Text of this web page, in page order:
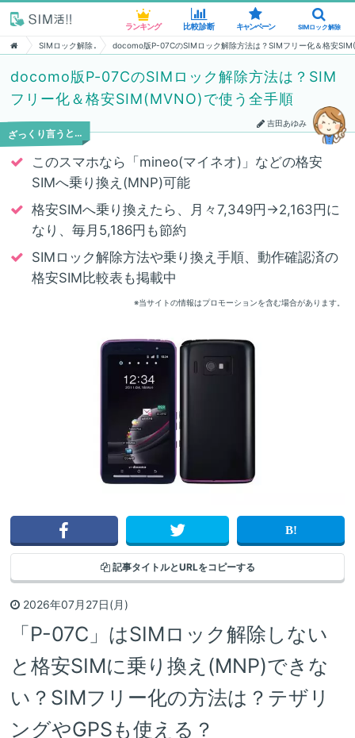
ランキング 比較診断 キャンペーン SIMロック解除
SIMロック解除 docomo版P-07CのSIMロック解除方法は？SIMフリー化＆格安
docomo版P-07CのSIMロック解除方法は？SIM
フリー化＆格安SIM(MVNO)で使う全手順
吉田あゆみ
ざっくり言うと…
このスマホなら「mineo(マイネオ)」などの格安
SIMへ乗り換え(MNP)可能
格安SIMへ乗り換えたら、月々7,349円→2,163円に
なり、毎月5,186円も節約
SIMロック解除方法や乗り換え手順、動作確認済の
格安SIM比較表も掲載中
※当サイトの情報はプロモーションを含む場合があります。
記事タイトルとURLをコピーする
2026年07月27日(月)
「P-07C」はSIMロック解除しない
と格安SIMに乗り換え(MNP)できな
い？SIMフリー化の方法は？テザリ
ングやGPSも使える？
ランキング 比較診断 キャンペーン SIMロック解除